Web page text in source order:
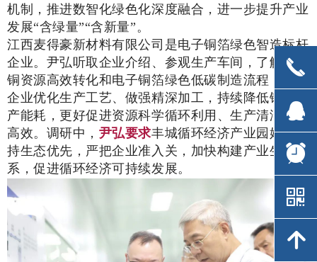
机制，推进数智化绿色化深度融合，进一步提升产业
发展“含绿量”“含新量”。
江西麦得豪新材料有限公司是电子铜箔绿色智造标杆
企业。尹弘听取企业介绍、参观生产车间，了解再生
铜资源高效转化和电子铜箔绿色低碳制造流程，
勉励
企业优化生产工艺、做强精深加工，持续降低铜箔生
产能耗，更好促进资源科学循环利用、生产清洁安全
高效。调研中， 尹弘要求丰城循环经济产业园始终坚
持生态优先，严把企业准入关，加快构建产业生态体
系，促进循环经济可持续发展。
끅
뀩
뀥
낃
녕
끅
뀩
뀥
낃
녕